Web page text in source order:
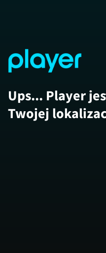
Ups... Player
Twojej